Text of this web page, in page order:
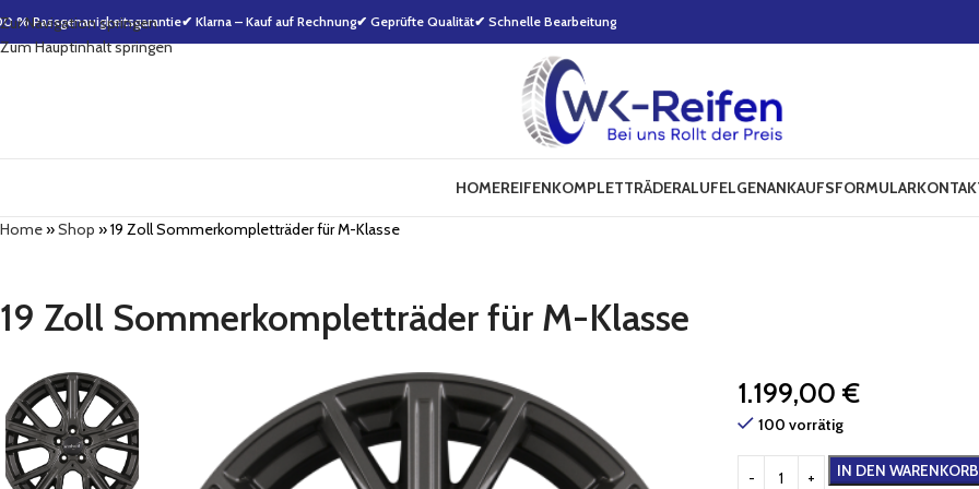
Zur Navigation springen
Zum Hauptinhalt springen
% Passgenauigkeitsgarantie✔ Klarna – Kauf auf Rechnung✔ Geprüfte Qualität✔ Schnelle Bearbeitung
HOMEREIFENKOMPLETTRÄDERALUFELGENANKAUFSFORMULAR
Home»Shop »19 Zoll Sommerkompletträder für M-Klasse
19 Zoll Sommerkompletträder für M-Klasse
1.199,00 €
100 vorrätig
IN DEN WARENKORB